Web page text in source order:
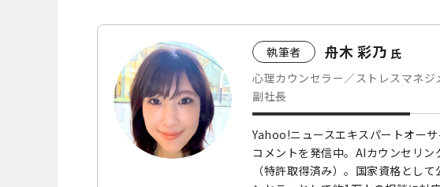
執筆者 舟木 彩乃 氏
心理カウンセラー／ストレスマネ
副社長
Yahoo!ニュースエキスパートオー
コメントを発信中。AIカウンセリ
（特許取得済み）。国家資格とし